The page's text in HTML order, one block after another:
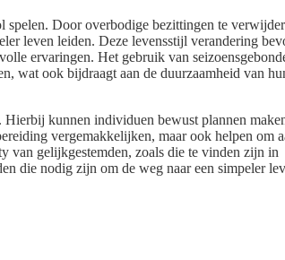
Door overbodige bezittingen te
leven leiden. Deze levensstijl verandering
ervaringen. Het gebruik van
wat ook bijdraagt aan de duurzaamheid van
Hierbij kunnen individuen bewust plannen
vergemakkelijken, maar ook helpen om
van gelijkgestemden, zoals die te vinden zijn in
die nodig zijn om de weg naar een simpeler